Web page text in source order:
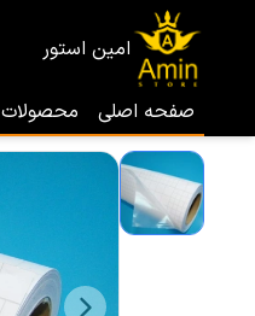
امین استور
صفحه اصلی محصولات